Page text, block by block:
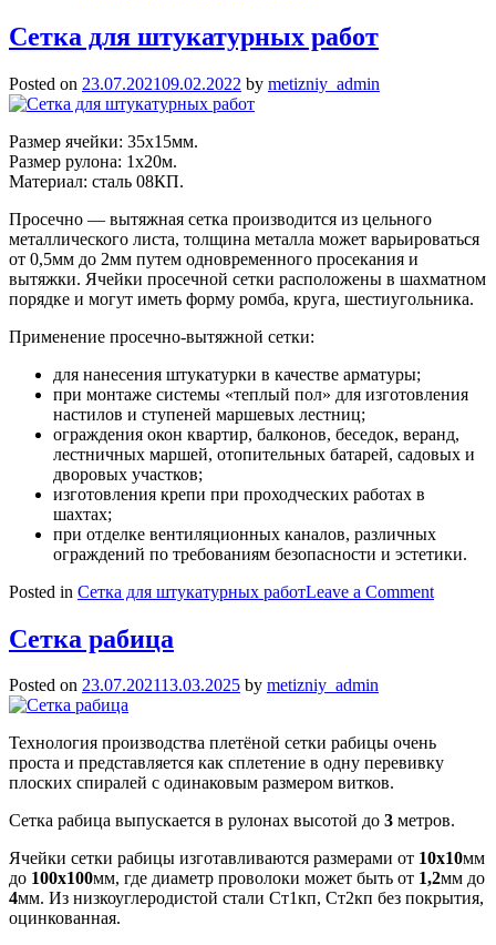
рабица
с
покрытием
Сетка для штукатурных работ
Posted on 23.07.202109.02.2022 by metizniy_admin
Размер ячейки: 35х15мм.
Размер рулона: 1х20м.
Материал: сталь 08КП.
Просечно — вытяжная сетка производится из цельного
металлического листа, толщина металла может варьироваться
от 0,5мм до 2мм путем одновременного просекания и
вытяжки. Ячейки просечной сетки расположены в шахматном
порядке и могут иметь форму ромба, круга, шестиугольника.
Применение просечно-вытяжной сетки:
для нанесения штукатурки в качестве арматуры;
при монтаже системы «теплый пол» для изготовления
настилов и ступеней маршевых лестниц;
ограждения окон квартир, балконов, беседок, веранд,
лестничных маршей, отопительных батарей, садовых и
дворовых участков;
изготовления крепи при проходческих работах в
шахтах;
при отделке вентиляционных каналов, различных
ограждений по требованиям безопасности и эстетики.
Posted in Сетка для штукатурных работLeave a Commenton
Сетка рабица
Posted on 23.07.202113.03.2025 by metizniy_admin
Технология производства плетёной сетки рабицы очень
проста и представляется как сплетение в одну перевивку
плоских спиралей с одинаковым размером витков.
Сетка рабица выпускается в рулонах высотой до 3 метров.
Ячейки сетки рабицы изготавливаются размерами от 10х10мм
до 100х100мм, где диаметр проволоки может быть от 1,2мм до
4мм. Из низкоуглеродистой стали Ст1кп, Ст2кп без покрытия,
оцинкованная.